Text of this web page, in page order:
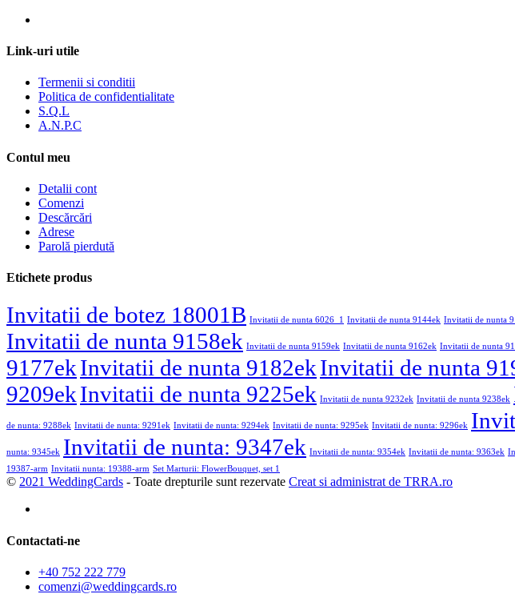
Link-uri utile
Termenii si conditii
Politica de confidentialitate
S.Q.L
A.N.P.C
Contul meu
Detalii cont
Comenzi
Descărcări
Adrese
Parolă pierdută
Etichete produs
Invitatii de botez 18001B Invitatii de nunta 6026_1 Invitatii de nunta 9144ek Invitatii de nunta
Invitatii de nunta 9158ek Invitatii de nunta 9159ek Invitatii de nunta 9162ek Invitatii de nunta
9177ekInvitatii de nunta 9182ekInvitatii de nunta
9209ekInvitatii de nunta 9225ek Invitatii de nunta 9232ek Invitatii de nunta 9238ek
de nunta: 9288ek Invitatii de nunta: 9291ek Invitatii de nunta: 9294ek Invitatii de nunta: 9295ek Invitatii de nunta: 9296ek
nunta: 9345ek Invitatii de nunta: 9347ek Invitatii de nunta: 9354ek Invitatii de nunta: 9363ek
19387-arm Invitatii nunta: 19388-arm Set Marturii: FlowerBouquet, set 1
© 2021 WeddingCards - Toate drepturile sunt rezervate Creat si administrat de TRRA.ro
Contactati-ne
+40 752 222 779
comenzi@weddingcards.ro